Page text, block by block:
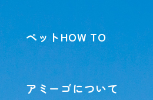
ペットHOW TO
アミーゴについて